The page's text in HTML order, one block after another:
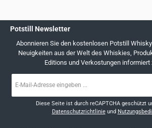
Potstill Newsletter
Abonnieren Sie den kostenlosen Potstill
Neuigkeiten aus der Welt des Whiskies,
Editions und Verkostungen informiert
Mail-
Diese Seite ist durch reCAPTCHA geschützt
Datenschutzrichtlinieund